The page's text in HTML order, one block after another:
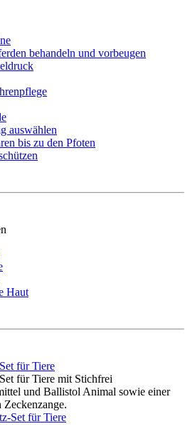
behandeln und vorbeugen
auswählen
bis zu den Pfoten
Haut
für Tiere
für Tiere mit Stichfrei
und Ballistol Animal sowie einer
Zeckenzange.